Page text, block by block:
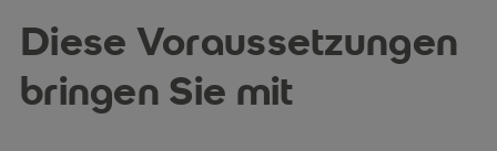
Diese Voraussetzungen
bringen Sie mit